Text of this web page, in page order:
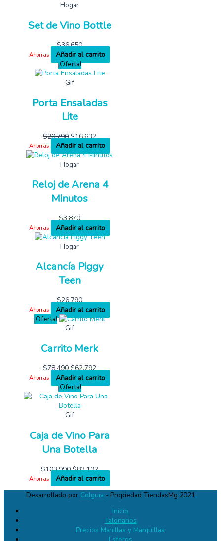
Hogar
Set de Vino Bottle
$36,650
Ahorras
Añadir al carrito
¡Oferta!
Gif
Porta Ensaladas
Lite
$20,790 $16,632
Ahorras
Añadir al carrito
Hogar
Reloj de Arena 4
Minutos
$3,870
Ahorras
Añadir al carrito
Hogar
Alcancía Piggy
Teen
$26,790
Ahorras
Añadir al carrito
¡Oferta!
Gif
Carrito Merk
$78,490 $62,792
Ahorras
Añadir al carrito
¡Oferta!
Gif
Caja de Vino Para
Una Botella
$103,990 $83,192
Ahorras
Añadir al carrito
Desarrollado por Colguia - Propiedad TiendasMg 2021
Inicio
Talonarios
Precios Manillas y Marquillas